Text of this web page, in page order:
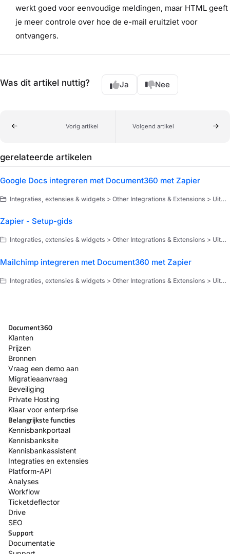
werkt goed voor eenvoudige meldingen, maar HTML geeft
je meer controle over hoe de e-mail eruitziet voor
ontvangers.
Was dit artikel nuttig? Ja Nee
Vorig artikel Volgend artikel
gerelateerde artikelen
Google Docs integreren met Document360 met Zapier
Integraties, extensies & widgets > Other Integrations & Extensions > Uitbreidingen > Zapier > Gebruiksscenario's van Zapier
Zapier - Setup-gids
Integraties, extensies & widgets > Other Integrations & Extensions > Uitbreidingen > Zapier
Mailchimp integreren met Document360 met Zapier
Integraties, extensies & widgets > Other Integrations & Extensions > Uitbreidingen > Zapier > Gebruiksscenario's van Zapier
Document360
Klanten
Prijzen
Bronnen
Vraag een demo aan
Migratieaanvraag
Beveiliging
Private Hosting
Klaar voor enterprise
Belangrijkste functies
Kennisbankportaal
Kennisbanksite
Kennisbankassistent
Integraties en extensies
Platform-API
Analyses
Workflow
Ticketdeflector
Drive
SEO
Support
Documentatie